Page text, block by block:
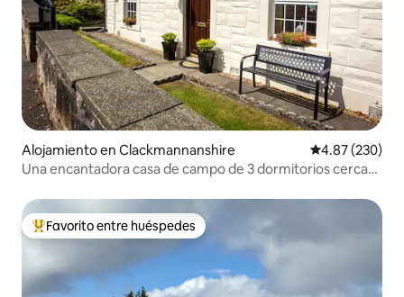
Alojamiento en Clackmannanshire Calificación
4.87 (230)
Una encantadora casa de campo de 3 dormitorios cerca
Favorito entre huéspedes preferido
Favorito entre huéspedes